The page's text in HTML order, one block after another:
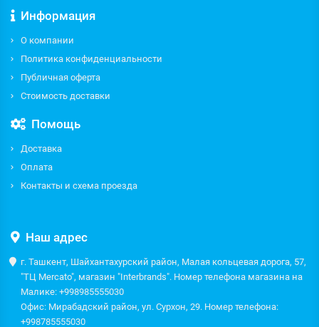
Информация
О компании
Политика конфиденциальности
Публичная оферта
Стоимость доставки
Помощь
Доставка
Оплата
Контакты и схема проезда
Наш адрес
г. Ташкент, Шайхантахурский район, Малая кольцевая дорога, 57,
"ТЦ Mercato", магазин "Interbrands". Номер телефона магазина на
Малике: +998985555030
Офис: Мирабадский район, ул. Сурхон, 29. Номер телефона:
+998785555030